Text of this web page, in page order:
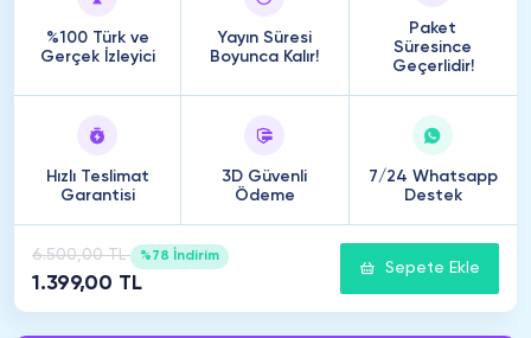
%100 Türk ve
Gerçek İzleyici
Yayın Süresi
Boyunca Kalır!
Paket
Süresince
Geçerlidir!
Hızlı Teslimat
Garantisi
3D Güvenli
Ödeme
7/24 Whatsapp
Destek
6.500,00 TL %78 İndirim
1.399,00 TL
Sepete Ekle